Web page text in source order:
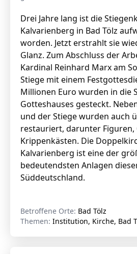
Drei Jahre lang ist die
Kalvarienberg in Bad Tölz
worden. Jetzt erstrahlt sie
Glanz. Zum Abschluss der
Kardinal Reinhard Marx am
Stiege mit einem
Millionen Euro wurden in die
Gotteshauses gesteckt.
und der Stiege wurden auch
restauriert, darunter Figuren,
Krippenkästen. Die
Kalvarienberg ist eine der
bedeutendsten Anlagen
Süddeutschland.
Betroffene Orte: Bad Tölz
Themen: Institution, Kirche, Bad